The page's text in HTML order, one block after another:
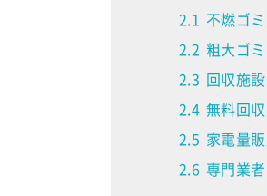
2.1 不燃ゴ
2.2 粗大ゴ
2.3 回収施
2.4 無料回
2.5 家電量
2.6 専門業